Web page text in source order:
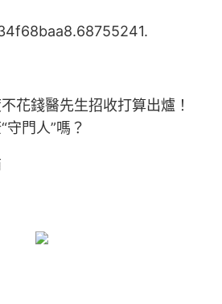
錢醫先生招收打算出爐！
守門人”嗎？